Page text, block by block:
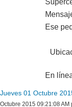
Ese
En
Jueves 01 Octubre
Octubre 2015 09:21:08 AM